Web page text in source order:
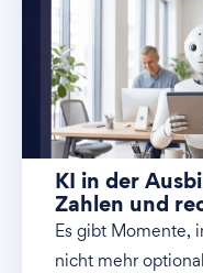
KI in der
Zahlen und
Es gibt Momente,
nicht mehr